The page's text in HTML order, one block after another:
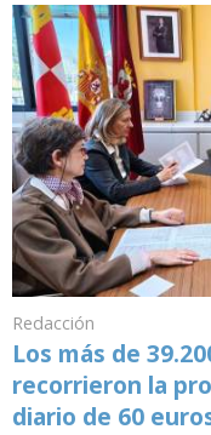
Redacción
Los más de
recorrieron la
diario de 60